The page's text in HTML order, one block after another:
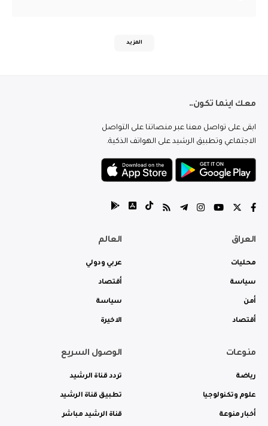
المزيد
معك اينما تكون..
ابقى على تواصل معنا عبر منصاتنا على التواصل
الاجتماعي وتطبيق الرشيد على الهواتف الذكية.
العراق
محليات
سياسة
أمن
أقتصاد
العالم
عربي ودولي
أقتصاد
سياسة
الاخيرة
منوعات
رياضة
علوم وتكنولوجيا
أخبار منوعة
الوصول السريع
تردد قناة الرشيد
تطبيق قناة الرشيد
قناة الرشيد مباشر